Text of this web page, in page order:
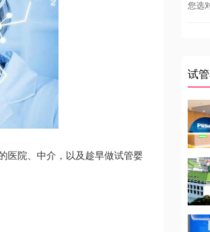
医院、中介，以及趁早做试管婴
您选
试